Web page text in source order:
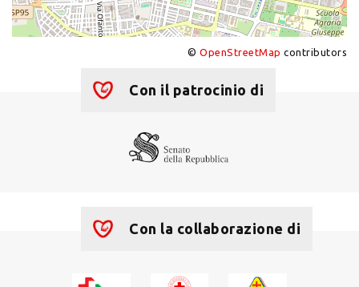
© OpenStreetMap contributors
Con il patrocinio di
Con la collaborazione di